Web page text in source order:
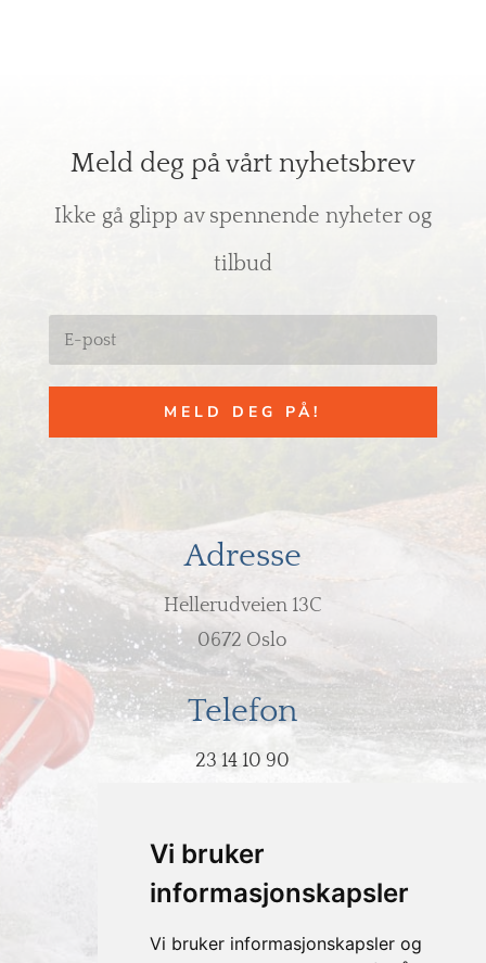
Vi bruker
informasjonskapsler
Vi bruker informasjonskapsler og
Meld deg på vårt nyhetsbrev
Ikke gå glipp av spennende nyheter og
tilbud
MELD DEG PÅ!
Adresse
Hellerudveien 13C
0672 Oslo
Telefon
23 14 10 90
post@hodeovervann.no